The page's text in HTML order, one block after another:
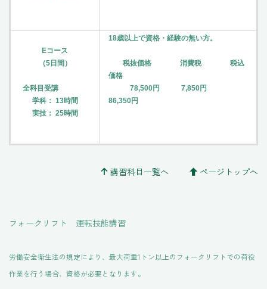
Eコース
（5日間）
全科目受講
学科： 13時間
実技： 25時間
18歳以上で資格・経験の無い方。
税抜価格 消費税 税込
価格
78,500円 7,850円
86,350円
講習科目一覧へ ページトップへ
フォークリフト 運転技能講習
労働安全衛生法の規定により、最大荷重1トン以上のフォークリフトでの荷役
作業を行う場合、資格が必要となります。